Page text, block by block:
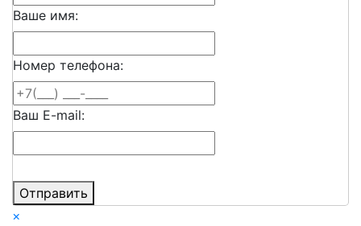
Ваше имя:
Номер телефона:
Ваш E-mail:
Отправить
×